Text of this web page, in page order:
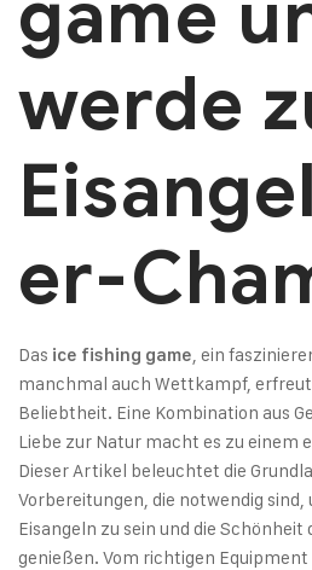
werde
er-
Das ice fishing game, ein
manchmal auch Wettkampf,
Beliebtheit. Eine Kombination aus
Liebe zur Natur macht es zu einem
Dieser Artikel beleuchtet die
Vorbereitungen, die notwendig
Eisangeln zu sein und die
genießen. Vom richtigen Equipment